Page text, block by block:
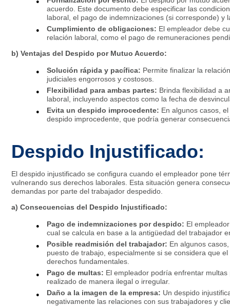
acuerdo. Este documento debe especificar las
laboral, el pago de indemnizaciones (si corresponde) y
Cumplimiento de obligaciones: El empleador debe
relación laboral, como el pago de remuneraciones
b) Ventajas del Despido por Mutuo Acuerdo:
Solución rápida y pacífica: Permite finalizar la
judiciales engorrosos y costosos.
Flexibilidad para ambas partes: Brinda flexibilidad a
laboral, incluyendo aspectos como la fecha de
Evita un despido improcedente: En algunos casos,
despido improcedente, que podría generar
Despido Injustificado:
El despido injustificado se configura cuando el empleador pone
vulnerando sus derechos laborales. Esta situación genera
demandas por parte del trabajador despedido.
a) Consecuencias del Despido Injustificado:
Pago de indemnizaciones por despido: El
cual se calcula en base a la antigüedad del trabajador
Posible readmisión del trabajador: En algunos
puesto de trabajo, especialmente si se considera que
derechos fundamentales.
Pago de multas: El empleador podría enfrentar
realizado de manera ilegal o irregular.
Daño a la imagen de la empresa: Un despido
negativamente las relaciones con sus trabajadores y